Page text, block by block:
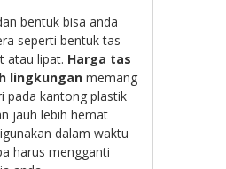
bentuk bisa anda
seperti bentuk tas
atau lipat. Harga tas
lingkungan memang
pada kantong plastik
jauh lebih hemat
dalam waktu
harus mengganti